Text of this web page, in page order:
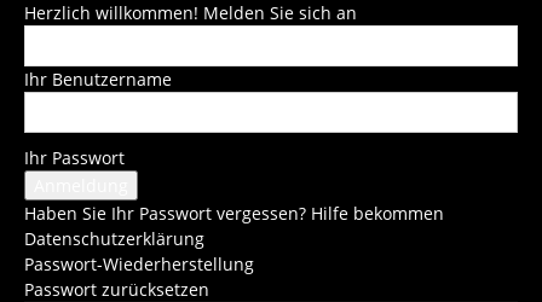
Herzlich willkommen! Melden Sie sich an
Ihr Benutzername
Ihr Passwort
Haben Sie Ihr Passwort vergessen? Hilfe bekommen
Datenschutzerklärung
Passwort-Wiederherstellung
Passwort zurücksetzen